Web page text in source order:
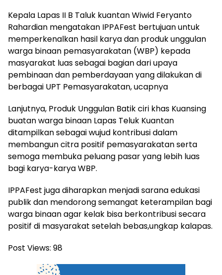
Kepala Lapas II B Taluk kuantan Wiwid Feryanto
Rahardian mengatakan IPPAFest bertujuan untuk
memperkenalkan hasil karya dan produk unggulan
warga binaan pemasyarakatan (WBP) kepada
masyarakat luas sebagai bagian dari upaya
pembinaan dan pemberdayaan yang dilakukan di
berbagai UPT Pemasyarakatan, ucapnya
Lanjutnya, Produk Unggulan Batik ciri khas Kuansing
buatan warga binaan Lapas Teluk Kuantan
ditampilkan sebagai wujud kontribusi dalam
membangun citra positif pemasyarakatan serta
semoga membuka peluang pasar yang lebih luas
bagi karya-karya WBP.
IPPAFest juga diharapkan menjadi sarana edukasi
publik dan mendorong semangat keterampilan bagi
warga binaan agar kelak bisa berkontribusi secara
positif di masyarakat setelah bebas,ungkap kalapas.
Post Views: 98